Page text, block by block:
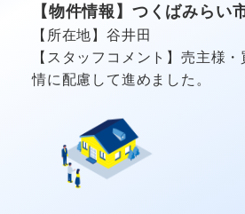
【物件情報】つくばみらい
【所在地】谷井田
【スタッフコメント】売主様
情に配慮して進めました。